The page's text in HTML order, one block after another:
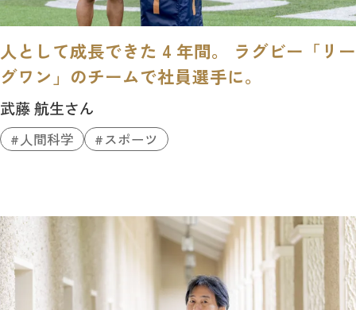
人として成長できた 4 年間。 ラグビー「リー
グワン」のチームで社員選手に。
武藤 航生さん
人間科学 スポーツ